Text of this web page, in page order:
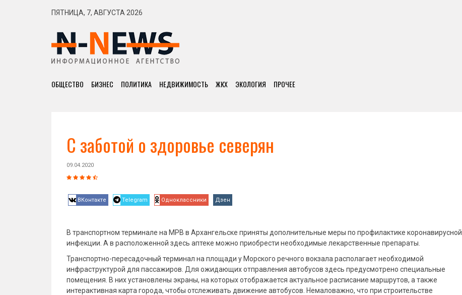
ПЯТНИЦА, 7, АВГУСТА 2026
ОБЩЕСТВО БИЗНЕС ПОЛИТИКА НЕДВИЖИМОСТЬ ЖКХ ЭКОЛОГИЯ ПРОЧЕЕ
С заботой о здоровье северян
09.04.2020
ВКонтакте Telegram Одноклассники Дзен
В транспортном терминале на МРВ в Архангельске приняты дополнительные меры по профилактике коронавирусной
инфекции. А в расположенной здесь аптеке можно приобрести необходимые лекарственные препараты.
Транспортно-пересадочный терминал на площади у Морского речного вокзала располагает необходимой
инфраструктурой для пассажиров. Для ожидающих отправления автобусов здесь предусмотрено специальные
помещения. В них установлены экраны, на которых отображается актуальное расписание маршрутов, а также
интерактивная карта города, чтобы отслеживать движение автобусов. Немаловажно, что при строительстве